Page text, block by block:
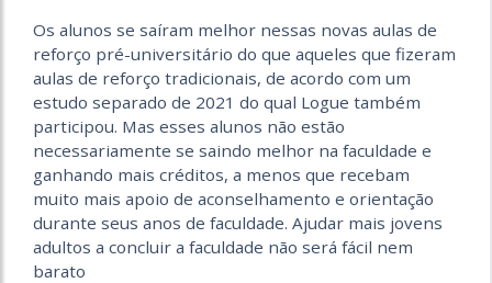
Os alunos se saíram melhor nessas novas aulas de
reforço pré-universitário do que aqueles que fizeram
aulas de reforço tradicionais, de acordo com um
estudo separado de 2021 do qual Logue também
participou. Mas esses alunos não estão
necessariamente se saindo melhor na faculdade e
ganhando mais créditos, a menos que recebam
muito mais apoio de aconselhamento e orientação
durante seus anos de faculdade. Ajudar mais jovens
adultos a concluir a faculdade não será fácil nem
barato